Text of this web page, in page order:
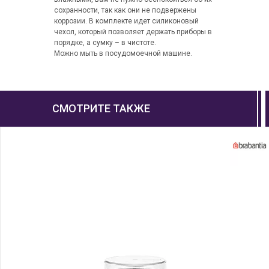
сохранности, так как они не подвержены
коррозии. В комплекте идет силиконовый
чехол, который позволяет держать приборы в
порядке, а сумку – в чистоте.
Можно мыть в посудомоечной машине.
СМОТРИТЕ ТАКЖЕ